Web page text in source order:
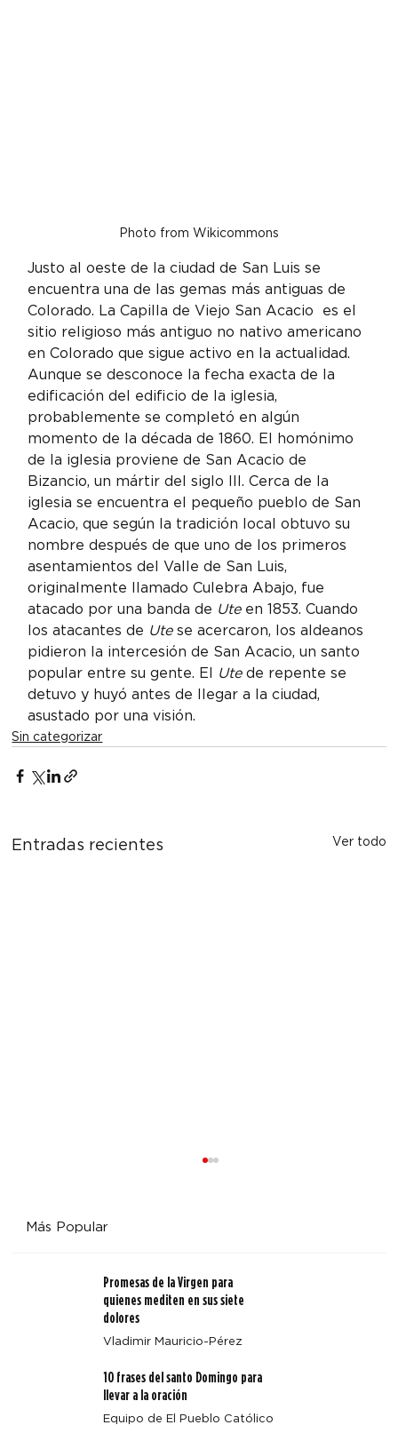
Photo from Wikicommons
Justo al oeste de la ciudad de San Luis se
encuentra una de las gemas más antiguas de
Colorado. La Capilla de Viejo San Acacio  es el
sitio religioso más antiguo no nativo americano
en Colorado que sigue activo en la actualidad.
Aunque se desconoce la fecha exacta de la
edificación del edificio de la iglesia,
probablemente se completó en algún
momento de la década de 1860. El homónimo
de la iglesia proviene de San Acacio de
Bizancio, un mártir del siglo III. Cerca de la
iglesia se encuentra el pequeño pueblo de San
Acacio, que según la tradición local obtuvo su
nombre después de que uno de los primeros
asentamientos del Valle de San Luis,
originalmente llamado Culebra Abajo, fue
atacado por una banda de Ute en 1853. Cuando
los atacantes de Ute se acercaron, los aldeanos
pidieron la intercesión de San Acacio, un santo
popular entre su gente. El Ute de repente se
detuvo y huyó antes de llegar a la ciudad,
asustado por una visión.
Sin categorizar
Entradas recientes Ver todo
ministros extraordinarios comparten el amor sanador
de Cristo
Más Popular
Promesas de la Virgen para
quienes mediten en sus siete
dolores
Vladimir Mauricio-Pérez
10 frases del santo Domingo para
llevar a la oración
Equipo de El Pueblo Católico